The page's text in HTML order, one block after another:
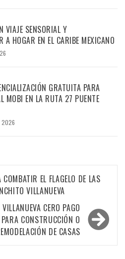
VIAJE SENSORIAL Y
A HOGAR EN EL CARIBE MEXICANO
GRATUITA PARA
MOBI EN LA RUTA 27 PUENTE
2026
EL FLAGELO DE LAS
VILLANUEVA
CERO PAGO
CONSTRUCCIÓN O
DE CASAS